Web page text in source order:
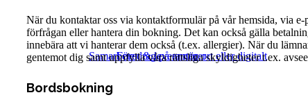
Föredrag på annan ort eller digitalt
Samarbeten & leverantörer
När du kontaktar oss via kontaktformulär på vår hemsida, via
förfrågan eller hantera din bokning. Det kan också gälla
innebära att vi hanterar dem också (t.ex. allergier). När du
gentemot dig samt uppfylla våra rättsliga skyldigheter t.ex.
Bordsbokning